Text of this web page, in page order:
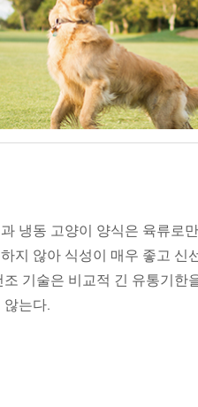
냉동 고양이 양식은 육류로
지 않아 식성이 매우 좋고 신
기술은 비교적 긴 유통기한
않는다.